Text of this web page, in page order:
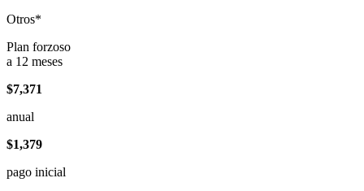
Otros*
Plan forzoso
a 12 meses
$7,371
anual
$1,379
pago inicial